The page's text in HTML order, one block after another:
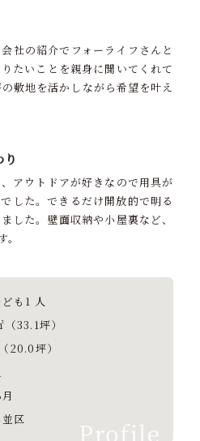
社の紹介でフォーライフさんと
たいことを親身に聞いてくれて
敷地を活かしながら希望を叶え
アウトドアが好きなので用具が
した。できるだけ開放的で明る
した。壁面収納や小屋裏など、
も1 人
33.1坪）
20.0坪）
区